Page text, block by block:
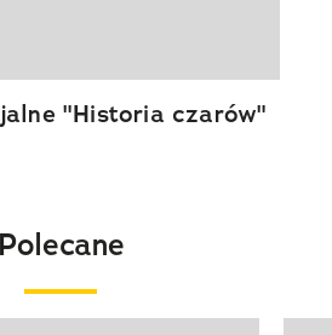
"Historia czarów"
Polecane